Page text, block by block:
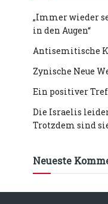
„Immer wieder
in den Augen“
Antisemitische
Zynische Neue
Ein positiver
Die Israelis
Trotzdem sind
Neueste